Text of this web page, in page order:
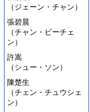
（ジェーン・チャン）
張碧晨
（チャン・ビーチェ
ン）
許嵩
（シュー・ソン）
陳楚生
（チェン・チュウシェ
ン）